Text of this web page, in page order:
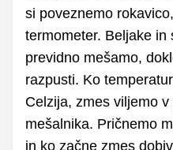
si poveznemo
termometer. Beljake in
previdno mešamo,
razpusti. Ko
Celzija, zmes viljemo
mešalnika. Pričnemo
in ko začne zmes